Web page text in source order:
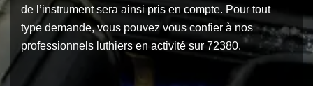
de l’instrument sera ainsi pris en compte. Pour tout
type demande, vous pouvez vous confier à nos
professionnels luthiers en activité sur 72380.